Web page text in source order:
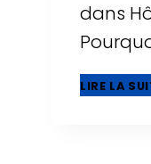
dans
LIRE LA